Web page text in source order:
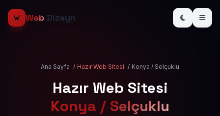
Web Dizayn
Ana Sayfa / Hazır Web Sitesi / Konya / Selçuklu
Hazır Web Sitesi
Konya / Selçuklu